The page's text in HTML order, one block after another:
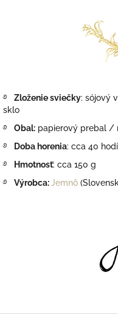
࿔ Zloženie sviečky: sójový
sklo
࿔
Obal: papierový prebal /
࿔
Doba horenia: cca 40
࿔
Hmotnosť: cca 150 g
࿔
Výrobca:Jemnô